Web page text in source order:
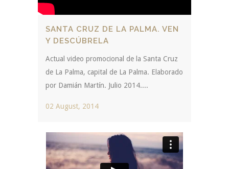
SANTA CRUZ DE LA PALMA. VEN
Y DESCÚBRELA
Actual video promocional de la Santa Cruz
de La Palma, capital de La Palma. Elaborado
por Damián Martín. Julio 2014....
02 August, 2014